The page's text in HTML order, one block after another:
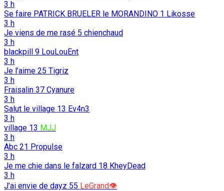
3 h
Se faire PATRICK BRUELER le MORANDINO 1 Likosse
3 h
Je viens de me rasé 5 chienchaud
3 h
blackpill 9 LouLouEnt
3 h
Je l’aime 25 Tigriz
3 h
Fraisalin 37 Cyanure
3 h
Salut le village 13 Ev4n3
3 h
village 13 MJJ
3 h
Abc 21 Propulse
3 h
Je me chie dans le falzard 18 KheyDead
3 h
J’ai envie de dayz 55 LeGrand👁️